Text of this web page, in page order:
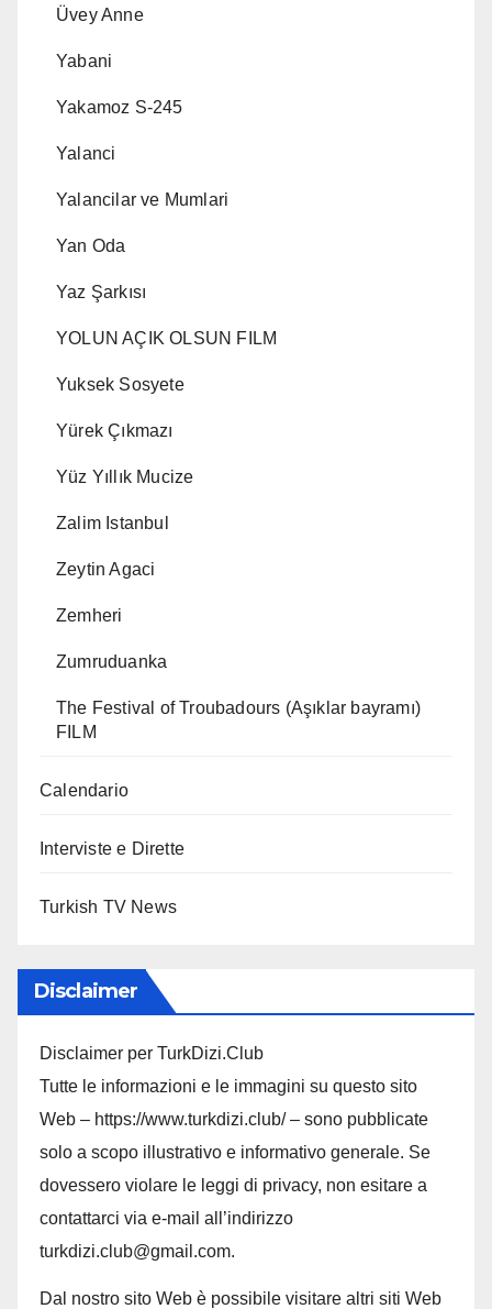
Üvey Anne
Yabani
Yakamoz S-245
Yalanci
Yalancilar ve Mumlari
Yan Oda
Yaz Şarkısı
YOLUN AÇIK OLSUN FILM
Yuksek Sosyete
Yürek Çıkmazı
Yüz Yıllık Mucize
Zalim Istanbul
Zeytin Agaci
Zemheri
Zumruduanka
The Festival of Troubadours (Aşıklar bayramı)
FILM
Calendario
Interviste e Dirette
Turkish TV News
Disclaimer
Disclaimer per TurkDizi.Club
Tutte le informazioni e le immagini su questo sito
Web – https://www.turkdizi.club/ – sono pubblicate
solo a scopo illustrativo e informativo generale. Se
dovessero violare le leggi di privacy, non esitare a
contattarci via e-mail all’indirizzo
turkdizi.club@gmail.com.
Dal nostro sito Web è possibile visitare altri siti Web